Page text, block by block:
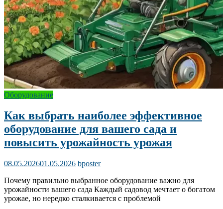
Оборудование
Как выбрать наиболее эффективное
оборудование для вашего сада и
повысить урожайность урожая
08.05.202601.05.2026 bposter
Почему правильно выбранное оборудование важно для
урожайности вашего сада Каждый садовод мечтает о богатом
урожае, но нередко сталкивается с проблемой